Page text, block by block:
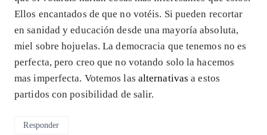
Ellos encantados de que no votéis. Si pueden recortar
en sanidad y educación desde una mayoría absoluta,
miel sobre hojuelas. La democracia que tenemos no es
perfecta, pero creo que no votando solo la hacemos
mas imperfecta. Votemos las alternativas a estos
partidos con posibilidad de salir.
Responder